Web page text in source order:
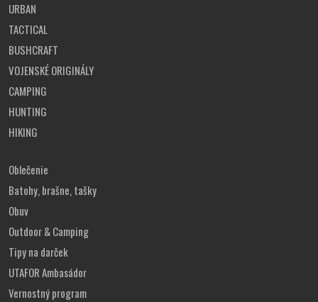
URBAN
TACTICAL
BUSHCRAFT
VOJENSKÉ ORIGINÁLY
CAMPING
HUNTING
HIKING
Oblečenie
Batohy, brašne, tašky
Obuv
Outdoor & Camping
Tipy na darček
UTAFOR Ambasádor
Vernostný program